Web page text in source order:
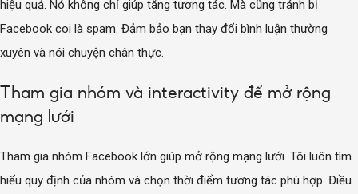
hiệu quả. Nó không chỉ giúp tăng tương tác. Mà cũng tránh bị
Facebook coi là spam. Đảm bảo bạn thay đổi bình luận thường
xuyên và nói chuyện chân thực.
Tham gia nhóm và interactivity để mở rộng
mạng lưới
Tham gia nhóm Facebook lớn giúp mở rộng mạng lưới. Tôi luôn tìm
hiểu quy định của nhóm và chọn thời điểm tương tác phù hợp. Điều